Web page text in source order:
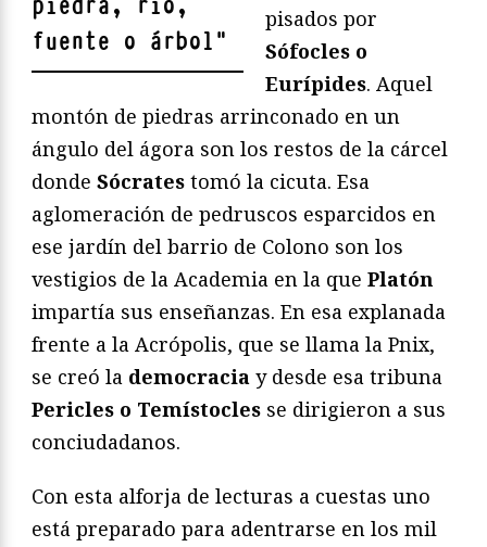
fuente o árbol"
pisados por
Sófocles o
Eurípides. Aquel
montón de piedras arrinconado en un
ángulo del ágora son los restos de la cárcel
donde Sócrates tomó la cicuta. Esa
aglomeración de pedruscos esparcidos en
ese jardín del barrio de Colono son los
vestigios de la Academia en la que Platón
impartía sus enseñanzas. En esa explanada
frente a la Acrópolis, que se llama la Pnix,
se creó la democracia y desde esa tribuna
Pericles o Temístocles se dirigieron a sus
conciudadanos.
Con esta alforja de lecturas a cuestas uno
está preparado para adentrarse en los mil